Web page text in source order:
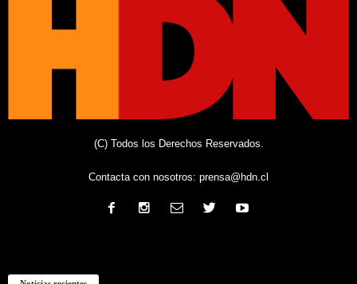
(C) Todos los Derechos Reservados.
Contacta con nosotros: prensa@hdn.cl